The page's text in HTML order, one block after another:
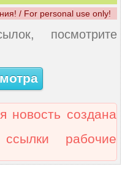
/ For personal use only!
посмотрите
новость создана
рабочие